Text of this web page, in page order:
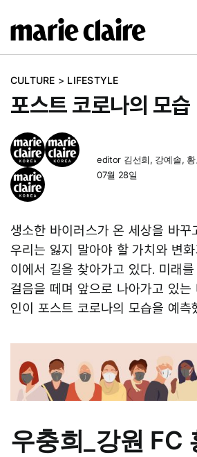
텐
건CULTURE > LIFESTYLE
포스트 코로나의 모습
editor 김선희, 강예솔,
07월 28일
생소한 바이러스가 온 세상을 바꾸
우리는 잃지 말아야 할 가치와 변
이에서 길을 찾아가고 있다. 미래
걸음을 떼며 앞으로 나아가고 있
인이 포스트 코로나의 모습을 예측
우충희 _강원